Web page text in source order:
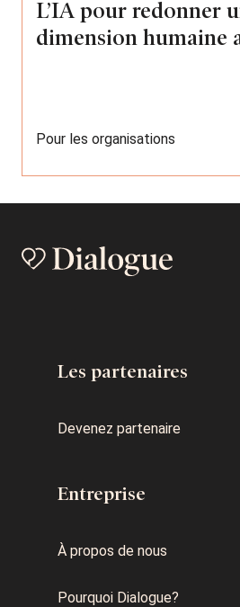
L’IA pour redonner
dimension humaine
Pour les organisations
Les partenaires
Devenez partenaire
Entreprise
À propos de nous
Pourquoi Dialogue?